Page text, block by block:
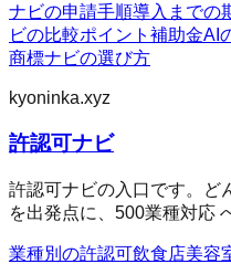
ナビの申請手順導入までの
ビの比較ポイント 補助金AI
商標ナビの選び方
kyoninka.xyz
許認可ナビ
許認可ナビの入口です。ど
を出発点に、500業種対応
業種別の許認可飲食店美容